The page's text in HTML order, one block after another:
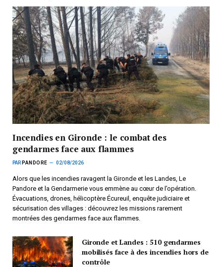
Incendies en Gironde : le combat des
gendarmes face aux flammes
PAR PANDORE 02/08/2026
Alors que les incendies ravagent la Gironde et les Landes, Le
Pandore et la Gendarmerie vous emmène au cœur de l’opération.
Évacuations, drones, hélicoptère Écureuil, enquête judiciaire et
sécurisation des villages : découvrez les missions rarement
montrées des gendarmes face aux flammes.
Gironde et Landes : 510 gendarmes
mobilisés face à des incendies hors de
contrôle